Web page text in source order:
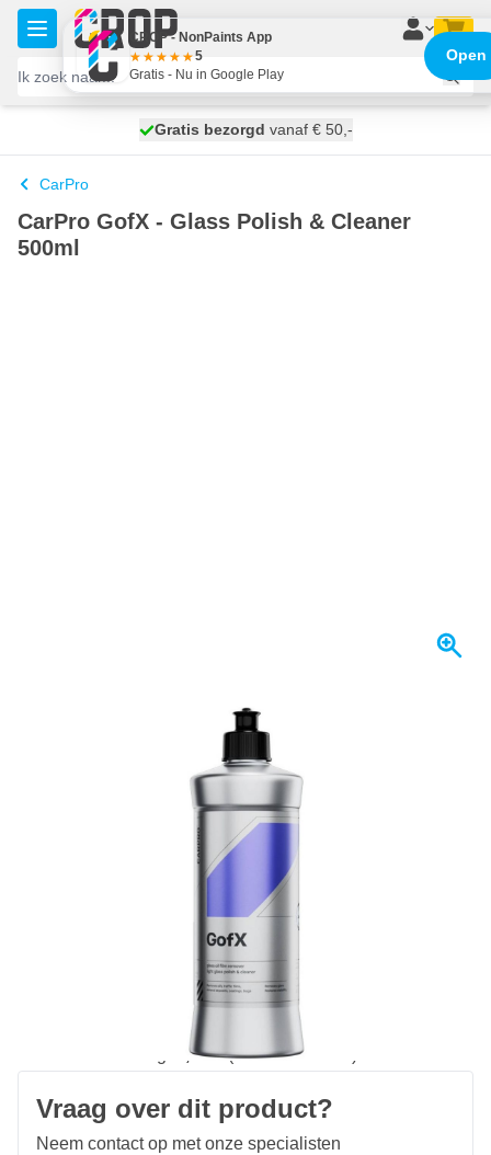
Ga naar de inhoud
maandag bezorgd
Gratis bezorgd vanaf € 50,-
100 dagen
CarPro
CarPro GofX - Glass Polish & Cleaner
500ml
CarPro GofX - Glass Polish & Cleaner 500ml
In mijn winkelwagen
Voor 23:59 uur besteld,maandag bezorgd
vanaf € 50,-
retourneren en ruilen
9,5/10(34.291 reviews)
Vraag over dit product?
Neem contact op met onze specialisten
CROP - NonPaints App
5
Gratis - Nu in Google Play
Open